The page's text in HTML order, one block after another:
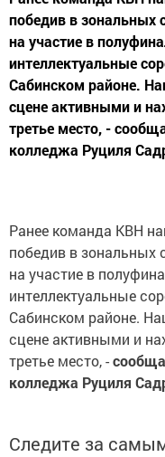
победив в зональных
на участие в
интеллектуальные
Сабинском районе.
сцене активными и
третье место, -
колледжа Руциля
Ранее команда КВН
победив в зональных
на участие в
интеллектуальные
Сабинском районе.
сцене активными и
третье место, -
колледжа Руциля
Следите за